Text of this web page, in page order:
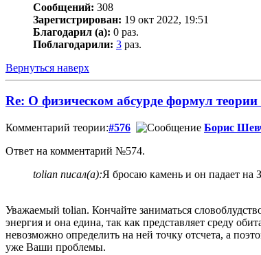
Сообщений: 308
Зарегистрирован: 19 окт 2022, 19:51
Благодарил (а): 0 раз.
Поблагодарили: 3 раз.
Вернуться наверх
Re: О физическом абсурде формул теории
Комментарий теории:#576 Борис
Ответ на комментарий №574.
tolian писал(а):Я бросаю камень и он падает
Уважаемый tolian. Кончайте заниматься
энергия и она едина, так как представляет среду
невозможно определить на ней точку отсчета, а
уже Ваши проблемы.